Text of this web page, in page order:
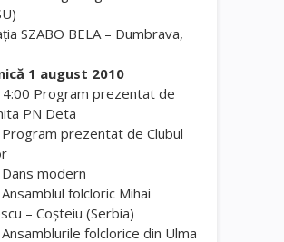
SZABO BELA – Dumbrava,
1 august 2010
Program prezentat de
PN Deta
prezentat de Clubul
modern
folcloric Mihai
– Coşteiu (Serbia)
folclorice din Ulma